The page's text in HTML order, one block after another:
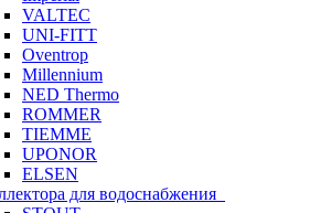
VALTEC
UNI-FITT
Oventrop
Millennium
NED Thermo
ROMMER
TIEMME
UPONOR
ELSEN
для водоснабжения